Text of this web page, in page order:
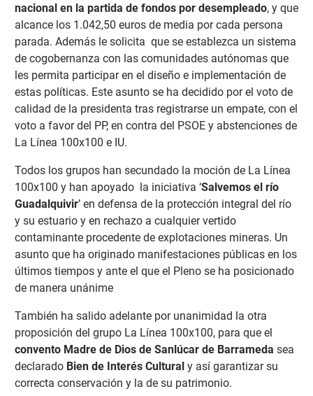
nacional en la partida de fondos por desempleado, y que
alcance los 1.042,50 euros de media por cada persona
parada. Además le solicita que se establezca un sistema
de cogobernanza con las comunidades autónomas que
les permita participar en el diseño e implementación de
estas políticas. Este asunto se ha decidido por el voto de
calidad de la presidenta tras registrarse un empate, con el
voto a favor del PP, en contra del PSOE y abstenciones de
La Línea 100x100 e IU.
Todos los grupos han secundado la moción de La Línea
100x100 y han apoyado la iniciativa ‘Salvemos el río
Guadalquivir’ en defensa de la protección integral del río
y su estuario y en rechazo a cualquier vertido
contaminante procedente de explotaciones mineras. Un
asunto que ha originado manifestaciones públicas en los
últimos tiempos y ante el que el Pleno se ha posicionado
de manera unánime
También ha salido adelante por unanimidad la otra
proposición del grupo La Línea 100x100, para que el
convento Madre de Dios de Sanlúcar de Barrameda sea
declaradoBien de Interés Culturaly así garantizar su
correcta conservación y la de su patrimonio.